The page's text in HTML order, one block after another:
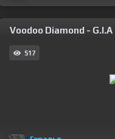
Voodoo Diamond -
517